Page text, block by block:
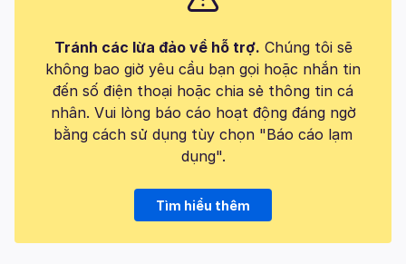
Tránh các lừa đảo về hỗ trợ. Chúng tôi sẽ
không bao giờ yêu cầu bạn gọi hoặc nhắn tin
đến số điện thoại hoặc chia sẻ thông tin cá
nhân. Vui lòng báo cáo hoạt động đáng ngờ
bằng cách sử dụng tùy chọn "Báo cáo lạm
dụng".
Tìm hiểu thêm